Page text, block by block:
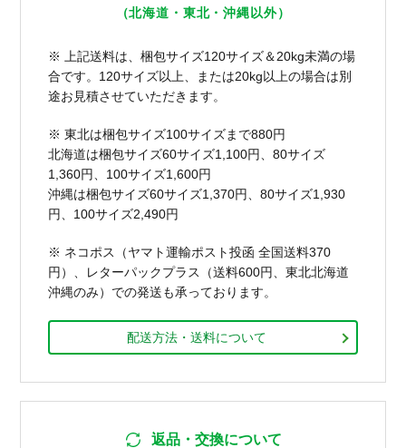
（北海道・東北・沖縄以外）
※ 上記送料は、梱包サイズ120サイズ＆20kg未満の場
合です。120サイズ以上、または20kg以上の場合は別
途お見積させていただきます。
※ 東北は梱包サイズ100サイズまで880円
北海道は梱包サイズ60サイズ1,100円、80サイズ
1,360円、100サイズ1,600円
沖縄は梱包サイズ60サイズ1,370円、80サイズ1,930
円、100サイズ2,490円
※ ネコポス（ヤマト運輸ポスト投函 全国送料370
円）、レターパックプラス（送料600円、東北北海道
沖縄のみ）での発送も承っております。
配送方法・送料について
返品・交換について